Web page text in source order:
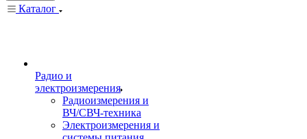
Каталог
Радио и
электроизмерения
Радиоизмерения и
ВЧ/СВЧ-техника
Электроизмерения и